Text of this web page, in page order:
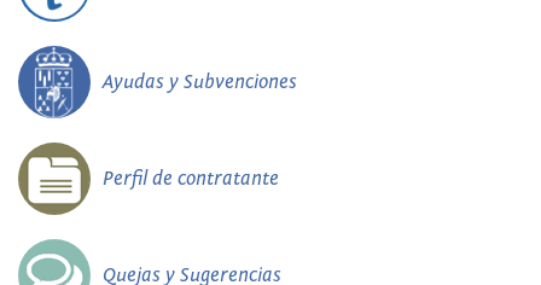
Ayudas y Subvenciones
Perfil de contratante
Quejas y Sugerencias